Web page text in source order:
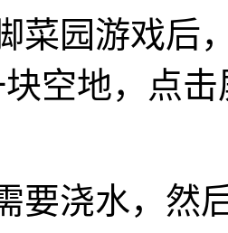
菜园游戏后
空地，点
要浇水，然